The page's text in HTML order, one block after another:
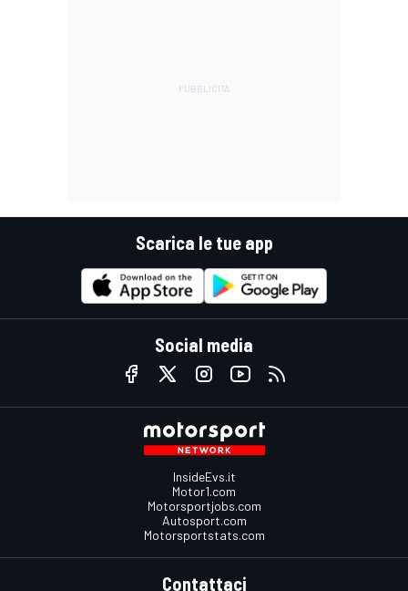
Scarica le tue app
Social media
InsideEvs.it
Motor1.com
Motorsportjobs.com
Autosport.com
Motorsportstats.com
Contattaci